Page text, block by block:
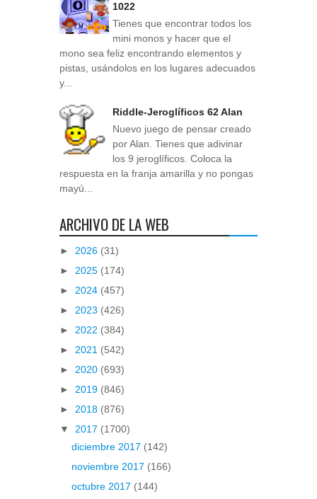
1022
Tienes que encontrar todos los
mini monos y hacer que el
mono sea feliz encontrando elementos y
pistas, usándolos en los lugares adecuados
y...
Riddle-Jeroglíficos 62 Alan
Nuevo juego de pensar creado
por Alan. Tienes que adivinar
los 9 jeroglíficos. Coloca la
respuesta en la franja amarilla y no pongas
mayú...
ARCHIVO DE LA WEB
► 2026 (31)
► 2025 (174)
► 2024 (457)
► 2023 (426)
► 2022 (384)
► 2021 (542)
► 2020 (693)
► 2019 (846)
► 2018 (876)
▼ 2017 (1700)
diciembre 2017 (142)
noviembre 2017 (166)
octubre 2017 (144)